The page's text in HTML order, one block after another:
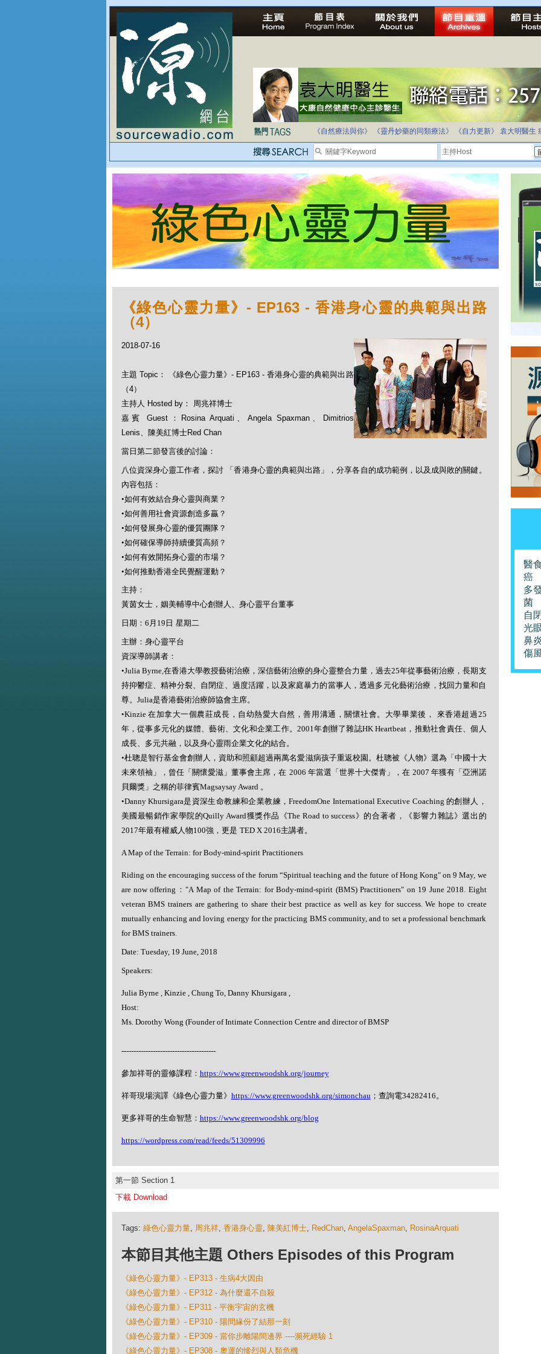
法治社會並不等同公正社會
自家教育合法化-推動多元化教育，全民學卷制
《自然療法與你》 《靈丹妙藥的同類療法》 《自力更新》 袁大明醫生
《綠色心靈力量》- EP163 - 香港身心靈的典範與出路
（4）
2018-07-16
主題 Topic： 《綠色心靈力量》- EP163 - 香港身心靈的典範與出路
（4）
主持人 Hosted by： 周兆祥博士
嘉賓 Guest：Rosina Arquati、Angela Spaxman、Dimitrios
Lenis、陳美紅博士Red Chan
當日第二節發言後的討論：
八位資深身心靈工作者，探討 「香港身心靈的典範與出路」，分享各自的成功範例，以及成與敗的關鍵。
內容包括：
•如何有效結合身心靈與商業？
•如何善用社會資源創造多贏？
•如何發展身心靈的優質團隊？
•如何確保導師持續優質高頻？
•如何有效開拓身心靈的市場？
•如何推動香港全民覺醒運動？
主持：
黃茵女士，姻美輔導中心創辦人、身心靈平台董事
日期： 6 月 19 日 星期二
主辦：身心靈平台
資深導師講者：
•Julia Byrne, 在香港大學教授藝術治療，深信藝術治療的身心靈整合力量，過去25年從事藝術治療，長期支
持抑鬱症、精神分裂、自閉症、過度活躍，以及家庭暴力的當事人，透過多元化藝術治療，找回力量和自
尊。 Julia是香港藝術治療師協會主席。
•Kinzie在加拿大一個農莊成長，自幼熱愛大自然，善用溝通，關懷社會。大學畢業後， 來香港超過25
年，從事多元化的媒體、藝術、文化和企業工作。 2001 年創辦了雜誌HK Heartbeat ，推動社會責任、個人
成長、多元共融，以及身心靈雨企業文化的結合。
•杜聰是智行基金會創辦人，資助和照顧超過兩萬名愛滋病孩子重返校園。杜聰被《人物》選為「中國十大
未來領袖」，曾任「關懷愛滋」董事會主席，在 2006 年當選「世界十大傑青」，在2007年獲有「亞洲諾
貝爾獎」之稱的菲律賓Magsaysay Award 。
•Danny Khursigara是資深生命教練和企業教練，FreedomOne International Executive Coaching 的創辦人，
美國最暢銷作家學院的Quilly Award獲獎作品《The Road to success》的合著者，《影響力雜誌》選出的
2017年最有權威人物100強，更是 TED X 2016主講者。
A Map of the Terrain: for Body-mind-spirit Practitioners
Riding on the encouraging success of the forum “Spiritual teaching and the future of Hong Kong" on 9 May, we
are now offering ："A Map of the Terrain: for Body-mind-spirit (BMS) Practitioners" on 19 June 2018. Eight
veteran BMS trainers are gathering to share their best practice as well as key for success. We hope to create
mutually enhancing and loving energy for the practicing BMS community, and to set a professional benchmark
for BMS trainers.
Date: Tuesday, 19 June, 2018
Speakers:
Julia Byrne , Kinzie , Chung To, Danny Khursigara ,
Host:
Ms. Dorothy Wong (Founder of Intimate Connection Centre and director of BMSP
---------------------------------------
參加祥哥的靈修課程： https://www.greenwoodshk.org/journey
祥哥現場演譯《綠色心靈力量》 https://www.greenwoodshk.org/simonchau ；查詢電34282416 。
更多祥哥的生命智慧： https://www.greenwoodshk.org/blog
https://wordpress.com/read/feeds/51309996
第一節 Section 1
下載 Download
Tags: 綠色心靈力量, 周兆祥, 香港身心靈, 陳美紅博士, RedChan, AngelaSpaxman, RosinaArquati
本節目其他主題 Others Episodes of this Program
《綠色心靈力量》- EP313 - 生病4大因由
《綠色心靈力量》- EP312 - 為什麼還不自殺
《綠色心靈力量》- EP311 - 平衡宇宙的玄機
《綠色心靈力量》- EP310 - 陽間緣份了結那一刻
《綠色心靈力量》- EP309 - 當你步離陽間邊界 ----瀕死經驗 1
《綠色心靈力量》- EP308 - 奧運的慘烈與人類危機
醫
癌
多
菌
自
光
鼻
傷